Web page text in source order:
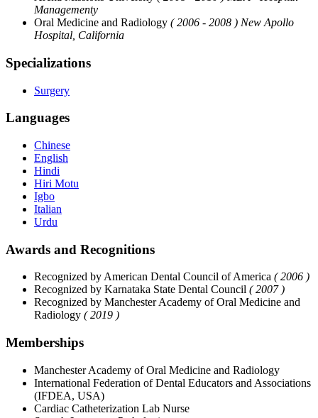
Managementy
Oral Medicine and Radiology ( 2006 - 2008 ) New Apollo
Hospital, California
Specializations
Surgery
Languages
Chinese
English
Hindi
Hiri Motu
Igbo
Italian
Urdu
Awards and Recognitions
Recognized by American Dental Council of America ( 2006 )
Recognized by Karnataka State Dental Council ( 2007 )
Recognized by Manchester Academy of Oral Medicine and
Radiology ( 2019 )
Memberships
Manchester Academy of Oral Medicine and Radiology
International Federation of Dental Educators and Associations
(IFDEA, USA)
Cardiac Catheterization Lab Nurse